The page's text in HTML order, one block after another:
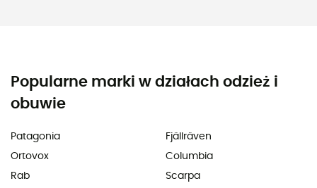
Popularne marki w działach odzież i
obuwie
Patagonia
Ortovox
Rab
Fjällräven
Columbia
Scarpa